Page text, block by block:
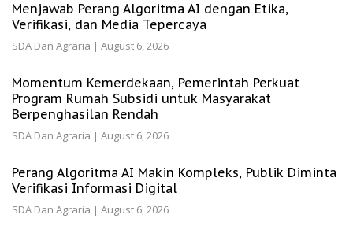
Menjawab Perang Algoritma AI dengan Etika,
Verifikasi, dan Media Tepercaya
SDA Dan Agraria | August 6, 2026
Momentum Kemerdekaan, Pemerintah Perkuat
Program Rumah Subsidi untuk Masyarakat
Berpenghasilan Rendah
SDA Dan Agraria | August 6, 2026
Perang Algoritma AI Makin Kompleks, Publik Diminta
Verifikasi Informasi Digital
SDA Dan Agraria | August 6, 2026